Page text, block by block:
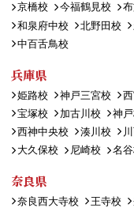
京橋校
今福鶴見校
和泉府中校
北野田校
中百舌鳥校
兵庫県
姫路校 神戸三宮校
宝塚校
加古川校 神
西神中央校
湊川校
大久保校
尼崎校 名
奈良県
奈良西大寺校 王寺校